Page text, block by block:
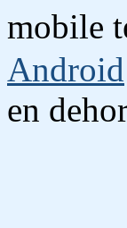
mobile
Android
en